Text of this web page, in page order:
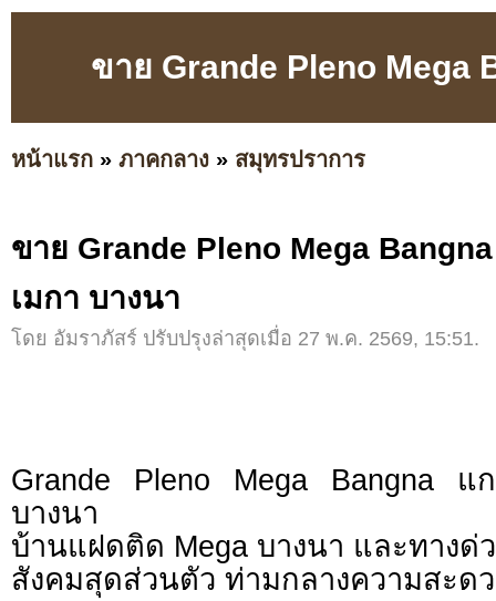
ขาย Grande Pleno Mega
หน้าแรก » ภาคกลาง » สมุทรปราการ
ขาย Grande Pleno Mega
เมกา บางนา
โดย อัมราภัสร์ ปรับปรุงล่าสุดเมื่อ 27 พ.ค. 2569, 15:51.
Grande Pleno Mega Bangna
บางนา
บ้านแฝดติด Mega บางนา และทางด่
สังคมสุดส่วนตัว ท่ามกลางความสะด